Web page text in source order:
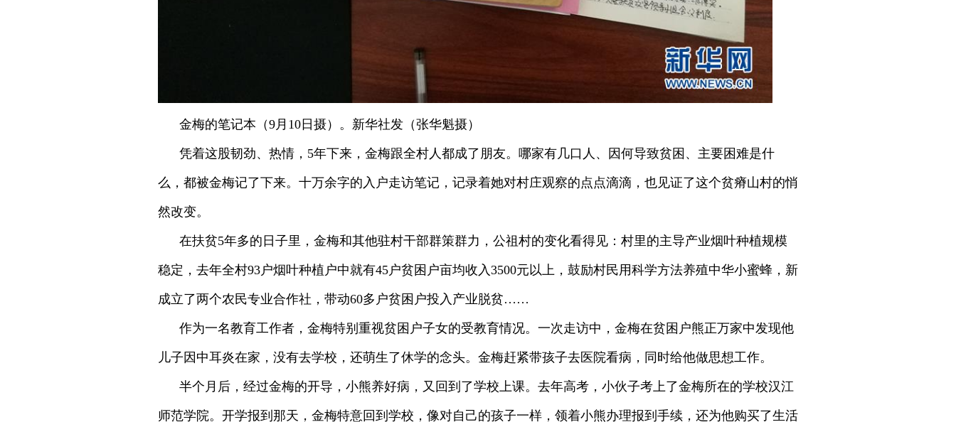
金梅的笔记本（9月10日摄）。新华社发（张华魁摄）
凭着这股韧劲、热情，5年下来，金梅跟全村人都成了朋友。哪家有几口人、因何导致贫困、主要困难是什
么，都被金梅记了下来。十万余字的入户走访笔记，记录着她对村庄观察的点点滴滴，也见证了这个贫瘠山村的悄
然改变。
在扶贫5年多的日子里，金梅和其他驻村干部群策群力，公祖村的变化看得见：村里的主导产业烟叶种植规模
稳定，去年全村93户烟叶种植户中就有45户贫困户亩均收入3500元以上，鼓励村民用科学方法养殖中华小蜜蜂，新
成立了两个农民专业合作社，带动60多户贫困户投入产业脱贫……
作为一名教育工作者，金梅特别重视贫困户子女的受教育情况。一次走访中，金梅在贫困户熊正万家中发现他
儿子因中耳炎在家，没有去学校，还萌生了休学的念头。金梅赶紧带孩子去医院看病，同时给他做思想工作。
半个月后，经过金梅的开导，小熊养好病，又回到了学校上课。去年高考，小伙子考上了金梅所在的学校汉江
师范学院。开学报到那天，金梅特意回到学校，像对自己的孩子一样，领着小熊办理报到手续，还为他购买了生活